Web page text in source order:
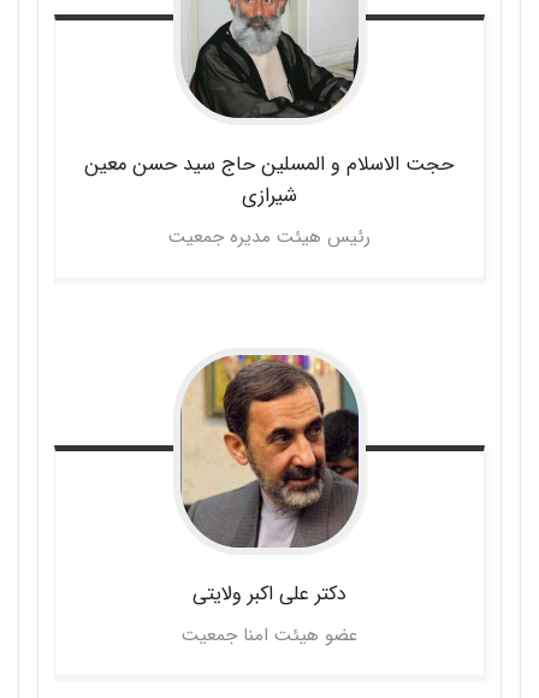
حجت الاسلام و المسلین حاج سید حسن معین
شیرازی
رئیس هیئت مدیره جمعیت
دکتر علی اکبر ولایتی
عضو هیئت امنا جمعیت